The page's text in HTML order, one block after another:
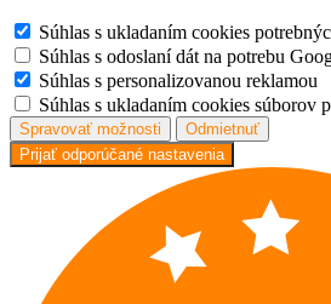
Súhlas s ukladaním cookies
Súhlas s odoslaní dát na potrebu
Súhlas s personalizovanou reklamou
Súhlas s ukladaním cookies súborov
Spravovať možnosti
Odmietnuť
Prijať odporúčané nastavenia